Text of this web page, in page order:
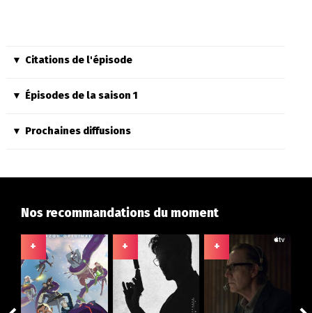
Citations de l'épisode
Épisodes de la saison 1
Prochaines diffusions
Nos recommandations du moment
+ + +